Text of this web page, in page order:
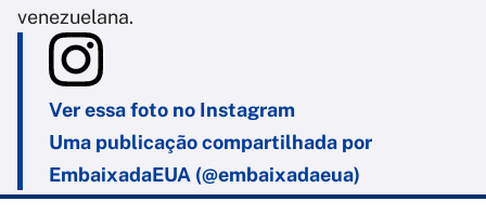
venezuelana.
Ver essa foto no Instagram
Uma publicação compartilhada por
EmbaixadaEUA (@embaixadaeua)